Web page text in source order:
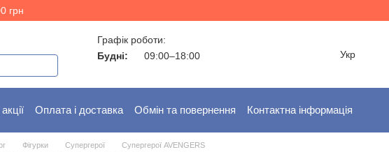
грн
Графік роботи:
Будні:
09:00–18:00 Укр
Оплата і доставка Обмін та повернення
Контактна інформація
Фігурки Супергерої
Супергерої AVENGERS